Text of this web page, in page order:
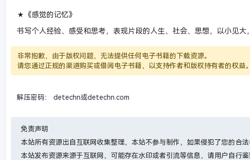
★《感觉的记忆》
书写个人经验、感受和思考，表现片段的人生、社会、思想，以小见大
非常抱歉，由于版权问题，无法提供任何电子书籍的下载资源。
请您通过正规的渠道购买或借阅电子书籍，以支持作者和版权持有者的权益。
解压密码： detechn或detechn.com
免责声明
本站所有资源出自互联网收集整理，本站不参与制作，如果侵犯了您的合
本站发布资源来源于互联网，可能存在水印或者引流等信息，请用户自行